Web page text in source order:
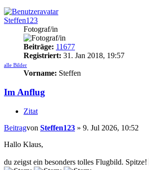
Steffen123
Fotograf/in
Beiträge: 11677
Registriert: 31. Jan 2018, 19:57
alle Bilder
Vorname: Steffen
Im Anflug
Zitat
Beitragvon Steffen123 » 9. Jul 2026, 10:52
Hallo Klaus,
du zeigst ein besonders tolles Flugbild. Spitze!